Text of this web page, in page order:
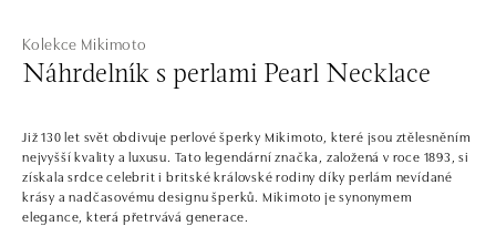
Kolekce Mikimoto
Náhrdelník s perlami Pearl Necklace
Již 130 let svět obdivuje perlové šperky Mikimoto, které jsou ztělesněním
nejvyšší kvality a luxusu. Tato legendární značka, založená v roce 1893, si
získala srdce celebrit i britské královské rodiny díky perlám nevídané
krásy a nadčasovému designu šperků. Mikimoto je synonymem
elegance, která přetrvává generace.